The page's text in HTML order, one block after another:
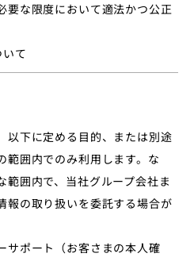
要な限度において適法かつ公正
て
以下に定める目的、または別途
範囲内でのみ利用します。な
範囲内で、当社グループ会社ま
報の取り扱いを委託する場合が
ポート（お客さまの本人確